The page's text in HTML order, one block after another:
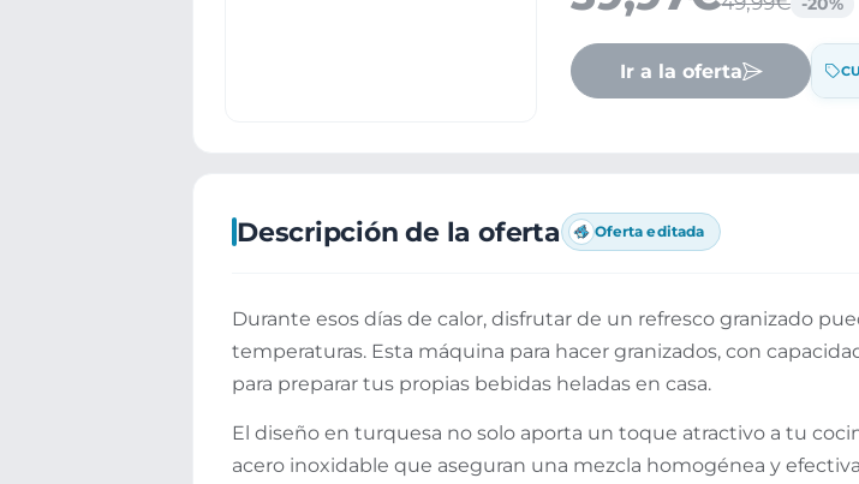
Ir a la oferta
Descripción de la oferta Oferta editada
Durante esos días de calor, disfrutar de un refresco granizado
temperaturas. Esta máquina para hacer granizados, con
para preparar tus propias bebidas heladas en casa.
El diseño en turquesa no solo aporta un toque atractivo a tu
acero inoxidable que aseguran una mezcla homogénea y